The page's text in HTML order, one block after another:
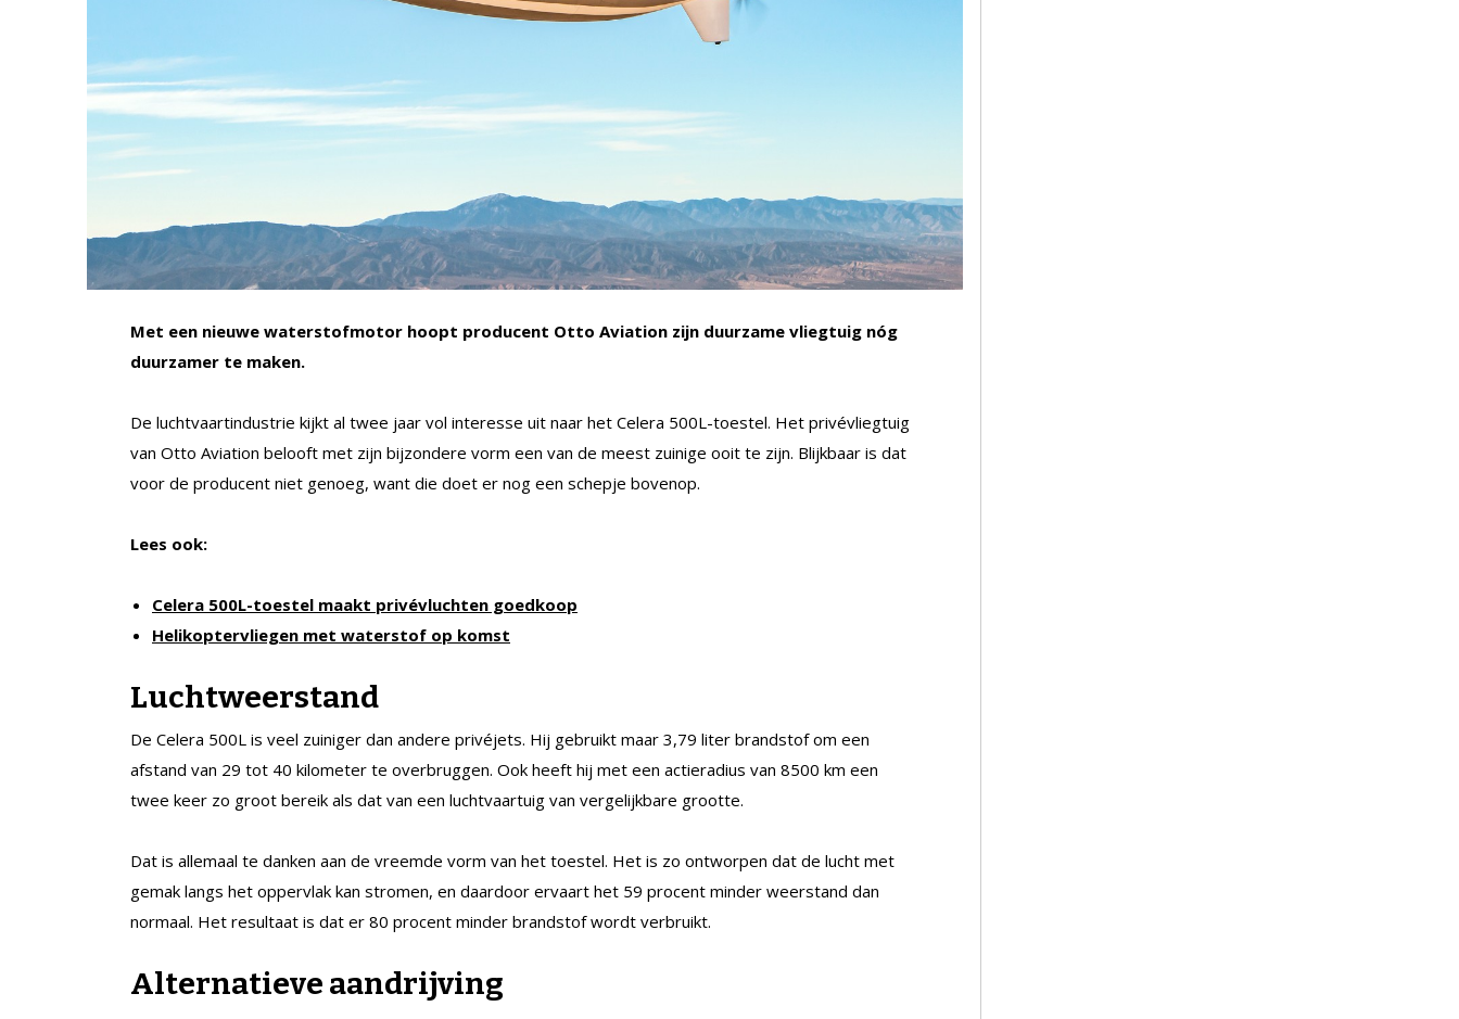
Met een nieuwe waterstofmotor hoopt producent Otto Aviation zijn duurzame vliegtuig nóg
duurzamer te maken.
De luchtvaartindustrie kijkt al twee jaar vol interesse uit naar het Celera 500L-toestel. Het privévliegtuig
van Otto Aviation belooft met zijn bijzondere vorm een van de meest zuinige ooit te zijn. Blijkbaar is dat
voor de producent niet genoeg, want die doet er nog een schepje bovenop.
Lees ook:
Celera 500L-toestel maakt privévluchten goedkoop
Helikoptervliegen met waterstof op komst
Luchtweerstand
De Celera 500L is veel zuiniger dan andere privéjets. Hij gebruikt maar 3,79 liter brandstof om een
afstand van 29 tot 40 kilometer te overbruggen. Ook heeft hij met een actieradius van 8500 km een
twee keer zo groot bereik als dat van een luchtvaartuig van vergelijkbare grootte.
Dat is allemaal te danken aan de vreemde vorm van het toestel. Het is zo ontworpen dat de lucht met
gemak langs het oppervlak kan stromen, en daardoor ervaart het 59 procent minder weerstand dan
normaal. Het resultaat is dat er 80 procent minder brandstof wordt verbruikt.
Alternatieve aandrijving